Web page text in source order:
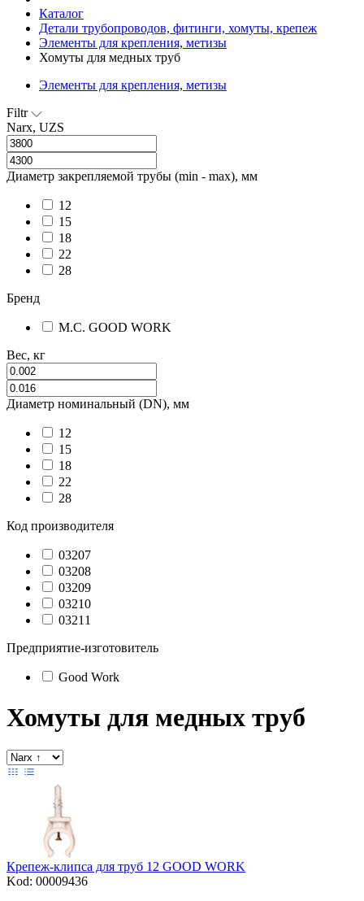
Каталог
Детали трубопроводов, фитинги, хомуты, крепеж
Элементы для крепления, метизы
Хомуты для медных труб
Элементы для крепления, метизы
Filtr
Narx, UZS
Диаметр закрепляемой трубы (min - max), мм
12
15
18
22
28
Бренд
M.С. GOOD WORK
Вес, кг
Диаметр номинальный (DN), мм
12
15
18
22
28
Код производителя
03207
03208
03209
03210
03211
Предприятие-изготовитель
Good Work
Хомуты для медных труб
Крепеж-клипса для труб 12 GOOD WORK
Kod: 00009436